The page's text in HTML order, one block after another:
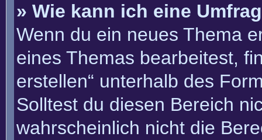
» Wie kann ich eine
Wenn du ein neues Thema
eines Themas bearbeitest,
erstellen“ unterhalb des
Solltest du diesen Bereich
wahrscheinlich nicht die